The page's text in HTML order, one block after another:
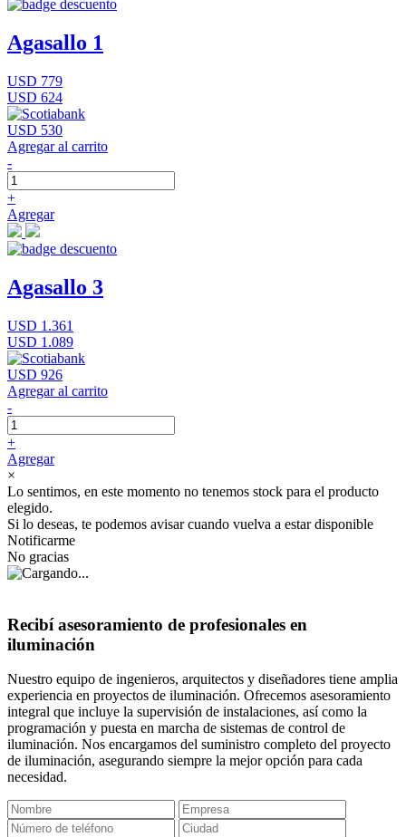
Agasallo 1
USD 779
USD 624
USD 530
Agregar al carrito
-
+
Agregar
Agasallo 3
USD 1.361
USD 1.089
USD 926
Agregar al carrito
-
+
Agregar
×
Lo sentimos, en este momento no tenemos stock para el producto
elegido.
Si lo deseas, te podemos avisar cuando vuelva a estar disponible
Notificarme
No gracias
Recibí asesoramiento de profesionales en
iluminación
Nuestro equipo de ingenieros, arquitectos y diseñadores tiene amplia
experiencia en proyectos de iluminación. Ofrecemos asesoramiento
integral que incluye la supervisión de instalaciones, así como la
programación y puesta en marcha de sistemas de control de
iluminación. Nos encargamos del suministro completo del proyecto
de iluminación, asegurando siempre la mejor opción para cada
necesidad.